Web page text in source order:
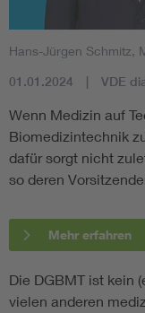
Hans-Jürgen Schmitz,
01.01.2024 VDE
Wenn Medizin auf
Biomedizintechnik
dafür sorgt nicht
so deren
Mehr erfahren
Die DGBMT ist kein
vielen anderen